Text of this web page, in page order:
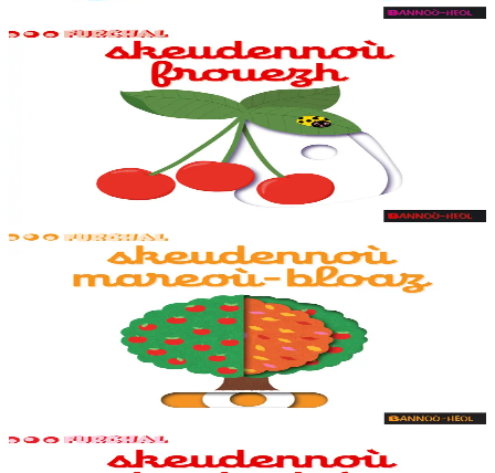
1 ans et plus
Mon imagier des fruits
Des animations adaptées aux tout-petits sur chaque double page, dès
la couverture. Un petit jeu pour s'amuser avec les mots à la fin du
1 ans et plus
Mon imagier des saisons
Des animations adaptées aux tout-petits sur chaque double page, dès
la couverture. Un petit jeu pour s'amuser avec les mots à la fin du
1 ans et plus